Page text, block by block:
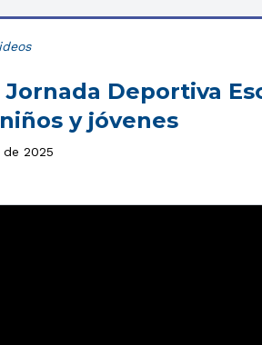
Jornada Deportiva
y jóvenes
2025